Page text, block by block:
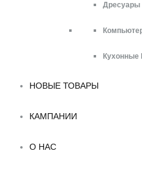
Дресуары
Кухонные
НОВЫЕ ТОВАРЫ
КАМПАНИИ
О НАС